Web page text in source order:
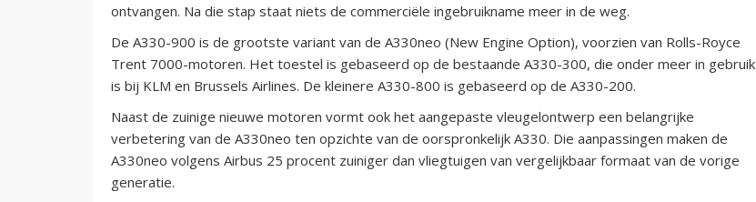
ontvangen. Na die stap staat niets de commerciële ingebruikname meer in de weg.
De A330-900 is de grootste variant van de A330neo (New Engine Option), voorzien van Rolls-Royce
Trent 7000-motoren. Het toestel is gebaseerd op de bestaande A330-300, die onder meer in gebruik
is bij KLM en Brussels Airlines. De kleinere A330-800 is gebaseerd op de A330-200.
Naast de zuinige nieuwe motoren vormt ook het aangepaste vleugelontwerp een belangrijke
verbetering van de A330neo ten opzichte van de oorspronkelijk A330. Die aanpassingen maken de
A330neo volgens Airbus 25 procent zuiniger dan vliegtuigen van vergelijkbaar formaat van de vorige
generatie.